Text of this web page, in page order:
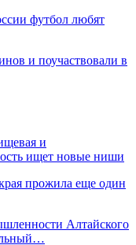
футбол любят
и поучаствовали в
и
ищет новые ниши
прожила еще один
Алтайского